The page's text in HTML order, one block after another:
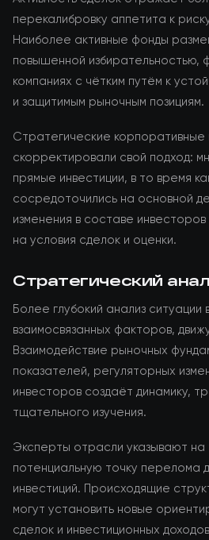
перекалибровку аппетита к
Наиболее активные фонды
повышенной избирательностью,
компаниях с чётким путём к
и защитимым рыночным позициям.
Стратегические
скорректировали свой подход:
прямые инвестиции, в то время
сосредоточились на основной
изменения в составе
на условия сделок и оценки.
Стратегический
Более глубокий анализ ситуации
взаимосвязанных факторов,
Взаимодействие рыночных
показателей, регуляторных
инвесторов создаёт динамику,
тщательного изучения.
Эксперты отрасли указывают на
потенциальную точку перелома
инвестиций. Происходящие
могут установить новые
сделок и инвестиционных